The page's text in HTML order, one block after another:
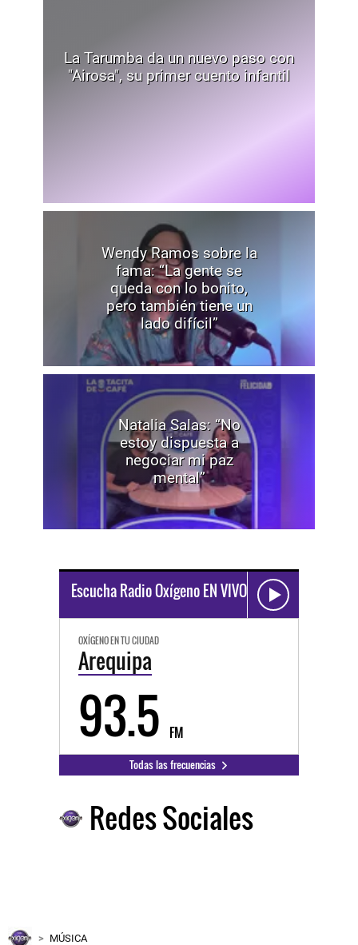
La Tarumba da un nuevo paso con
"Airosa", su primer cuento infantil
Wendy Ramos sobre la
fama: “La gente se
queda con lo bonito,
pero también tiene un
lado difícil”
Natalia Salas: “No
estoy dispuesta a
negociar mi paz
mental”
Escucha Radio Oxígeno EN VIVO
OXÍGENO EN TU CIUDAD
Arequipa
93.5 FM
Todas las frecuencias
Redes Sociales
MÚSICA